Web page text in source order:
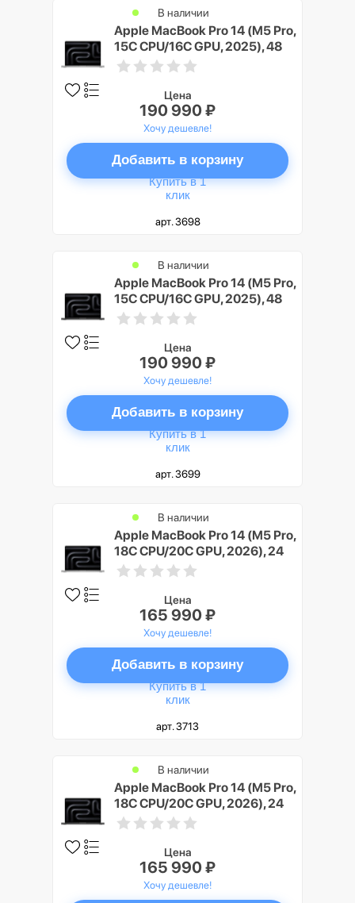
Apple MacBook Pro 14 (M5 Pro,
15C CPU/16C GPU, 2025), 48
ГБ, 4 ТБ SSD, Серебристый
В наличии
Цена
190 990 ₽
Хочу дешевле!
Добавить в корзину
Купить в 1
клик
арт. 3698
Apple MacBook Pro 14 (M5 Pro,
15C CPU/16C GPU, 2025), 48
ГБ, 4 ТБ SSD, Черный космос
В наличии
Цена
190 990 ₽
Хочу дешевле!
Добавить в корзину
Купить в 1
клик
арт. 3699
Apple MacBook Pro 14 (M5 Pro,
18C CPU/20C GPU, 2026), 24
ГБ, 1 ТБ SSD, Серебристый
В наличии
Цена
165 990 ₽
Хочу дешевле!
Добавить в корзину
Купить в 1
клик
арт. 3713
Apple MacBook Pro 14 (M5 Pro,
18C CPU/20C GPU, 2026), 24
ГБ, 1 ТБ SSD, Черный космос
В наличии
Цена
165 990 ₽
Хочу дешевле!